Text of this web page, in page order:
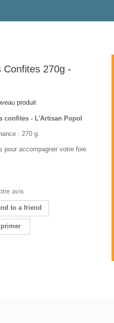
Confites 270g -
produit
confites - L'Artisan Popol
: 270 g.
pour accompagner votre foie
avis
to a friend